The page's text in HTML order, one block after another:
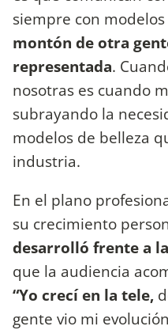
siempre con
montón de otra
representada.
nosotras es cuando
subrayando la
modelos de belleza
industria.
En el plano
su crecimiento
desarrolló frente a
que la audiencia
“Yo crecí en la tele,
gente vio mi